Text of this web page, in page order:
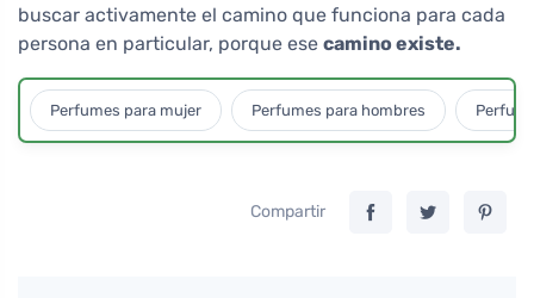
buscar activamente el camino que funciona para cada
persona en particular, porque ese camino existe.
Perfumes para mujer Perfumes para hombres
Compartir